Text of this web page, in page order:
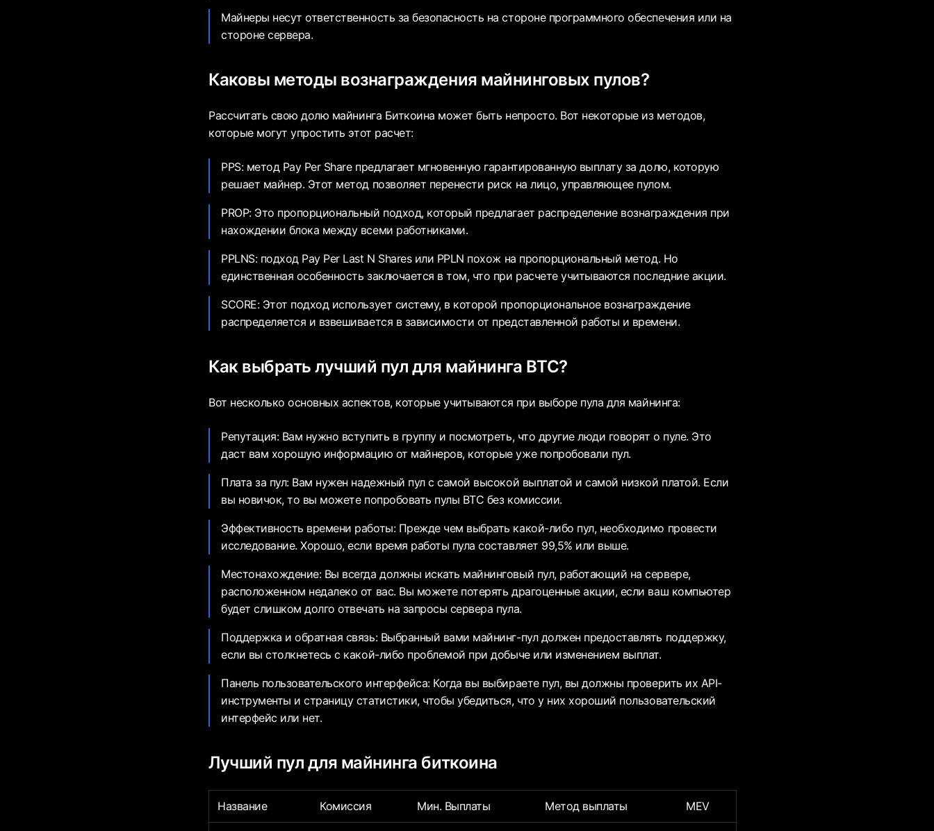
Майнеры несут ответственность за безопасность на стороне программного обеспечения или на
стороне сервера.
Каковы методы вознаграждения майнинговых пулов?
Рассчитать свою долю майнинга Биткоина может быть непросто. Вот некоторые из методов,
которые могут упростить этот расчет:
PPS: метод Pay Per Share предлагает мгновенную гарантированную выплату за долю, которую
решает майнер. Этот метод позволяет перенести риск на лицо, управляющее пулом.
PROP: Это пропорциональный подход, который предлагает распределение вознаграждения при
нахождении блока между всеми работниками.
PPLNS: подход Pay Per Last N Shares или PPLN похож на пропорциональный метод. Но
единственная особенность заключается в том, что при расчете учитываются последние акции.
SCORE: Этот подход использует систему, в которой пропорциональное вознаграждение
распределяется и взвешивается в зависимости от представленной работы и времени.
Как выбрать лучший пул для майнинга BTC?
Вот несколько основных аспектов, которые учитываются при выборе пула для майнинга:
Репутация: Вам нужно вступить в группу и посмотреть, что другие люди говорят о пуле. Это
даст вам хорошую информацию от майнеров, которые уже попробовали пул.
Плата за пул: Вам нужен надежный пул с самой высокой выплатой и самой низкой платой. Если
вы новичок, то вы можете попробовать пулы BTC без комиссии.
Эффективность времени работы: Прежде чем выбрать какой-либо пул, необходимо провести
исследование. Хорошо, если время работы пула составляет 99,5% или выше.
Местонахождение: Вы всегда должны искать майнинговый пул, работающий на сервере,
расположенном недалеко от вас. Вы можете потерять драгоценные акции, если ваш компьютер
будет слишком долго отвечать на запросы сервера пула.
Поддержка и обратная связь: Выбранный вами майнинг-пул должен предоставлять поддержку,
если вы столкнетесь с какой-либо проблемой при добыче или изменением выплат.
Панель пользовательского интерфейса: Когда вы выбираете пул, вы должны проверить их API-
инструменты и страницу статистики, чтобы убедиться, что у них хороший пользовательский
интерфейс или нет.
Лучший пул для майнинга биткоина
Название Комиссия Мин. Выплаты Метод выплаты MEV